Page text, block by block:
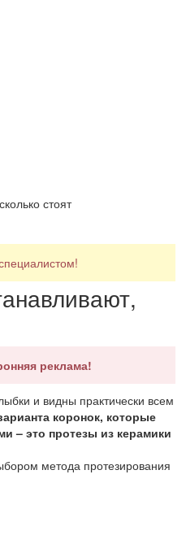
стоят
реклама!
и видны практически всем
коронок, которые
– это протезы из керамики
метода протезирования